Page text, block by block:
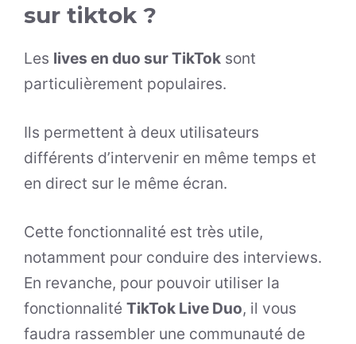
sur tiktok ?
Les lives en duo sur TikTok sont
particulièrement populaires.
Ils permettent à deux utilisateurs
différents d’intervenir en même temps et
en direct sur le même écran.
Cette fonctionnalité est très utile,
notamment pour conduire des interviews.
En revanche, pour pouvoir utiliser la
fonctionnalité TikTok Live Duo, il vous
faudra rassembler une communauté de